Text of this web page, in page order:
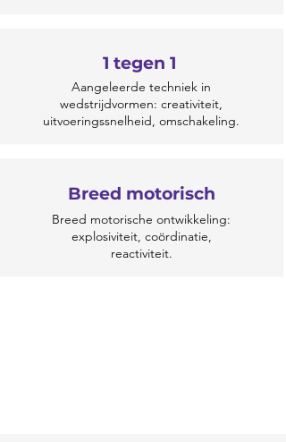
1 tegen 1
Aangeleerde techniek in
wedstrijdvormen: creativiteit,
uitvoeringssnelheid, omschakeling.
Breed motorisch
Breed motorische ontwikkeling:
explosiviteit, coördinatie,
reactiviteit.